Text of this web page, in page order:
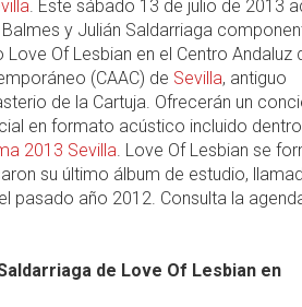
. Este sábado 13 de julio de 2013
Balmes y Julián Saldarriaga
Love Of Lesbian en el Centro Andaluz
(CAAC) de Sevilla, antiguo
de la Cartuja. Ofrecerán un
en formato acústico incluido
2013 Sevilla. Love Of Lesbian se
su último álbum de estudio,
pasado año 2012. Consulta la
de Love Of Lesbian en